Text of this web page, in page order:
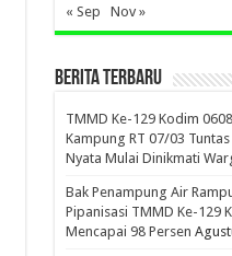
« Sep
Nov »
BERITA TERBARU
TMMD Ke-129 Kodim
Kampung RT 07/03
Nyata Mulai Dinikmati
Bak Penampung Air
Pipanisasi TMMD Ke-129
Mencapai 98 Persen